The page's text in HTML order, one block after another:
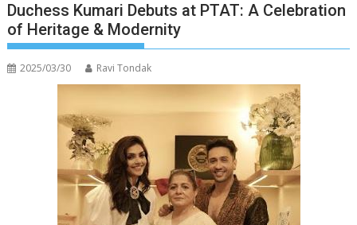
Duchess Kumari Debuts at PTAT: A Celebration
of Heritage & Modernity
2025/03/30 Ravi Tondak